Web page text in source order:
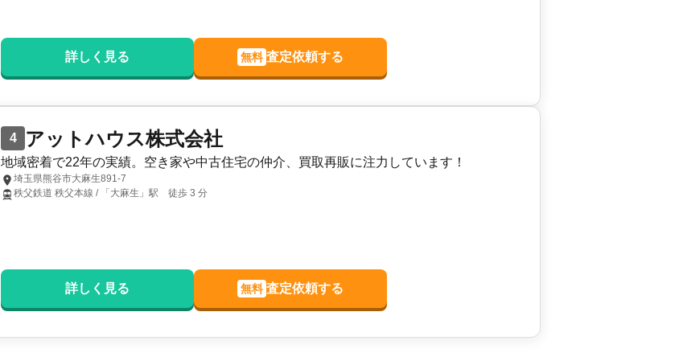
詳しく見る 無料 査定依頼する
4 アットハウス株式会社
地域密着で22年の実績。空き家や中古住宅の仲介、買取再販に注力しています！
埼玉県熊谷市大麻生891-7
秩父鉄道 秩父本線 / 「大麻生」駅 徒歩 3 分
詳しく見る 無料 査定依頼する